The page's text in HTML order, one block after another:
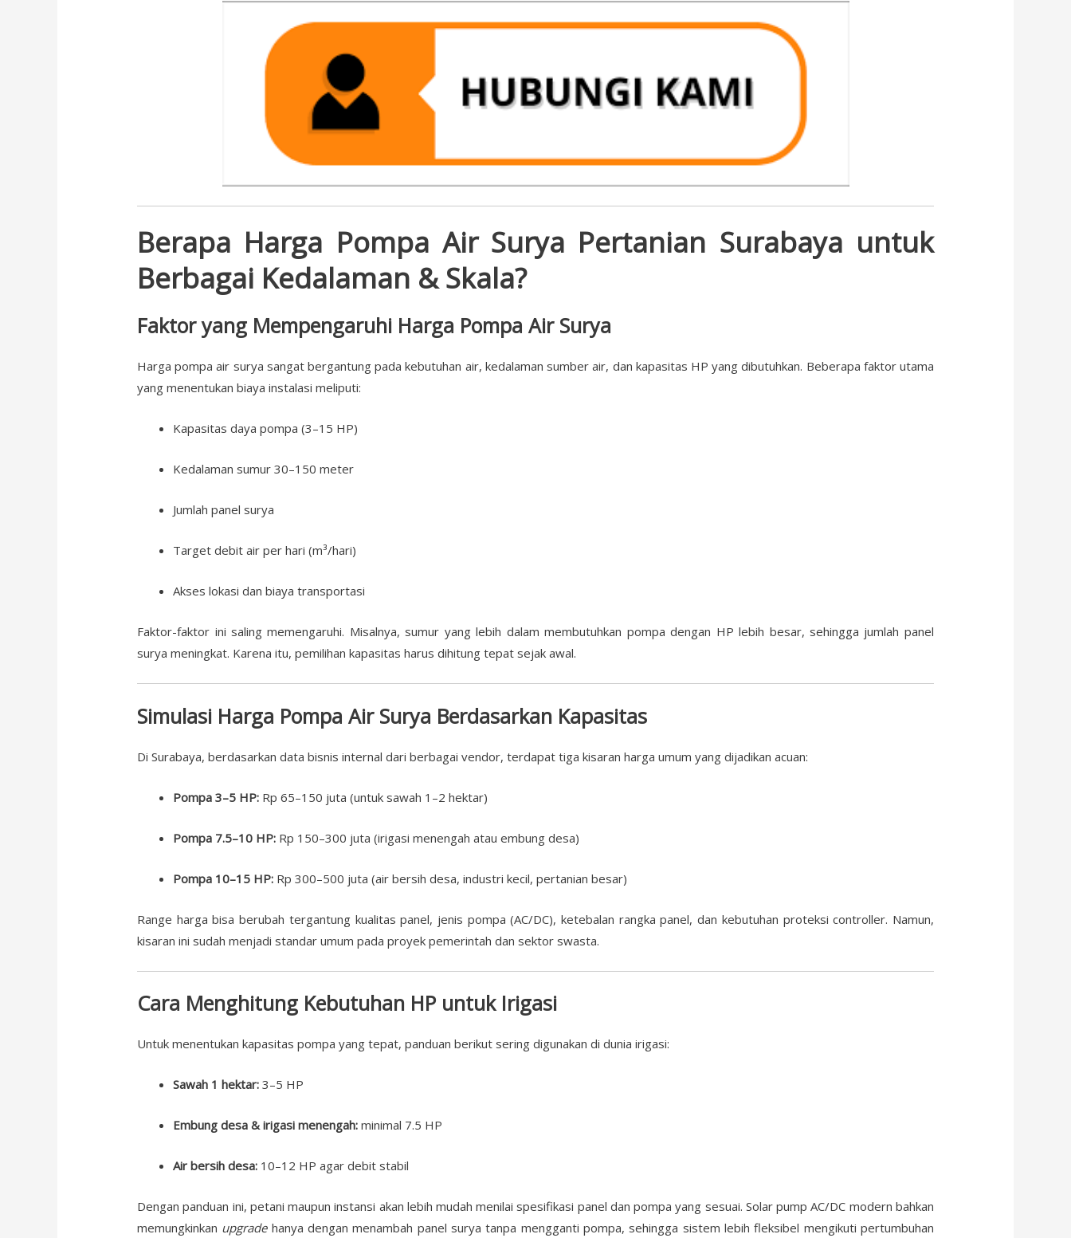
Berapa Harga Pompa Air Surya Pertanian Surabaya untuk
Berbagai Kedalaman & Skala?
Faktor yang Mempengaruhi Harga Pompa Air Surya
Harga pompa air surya sangat bergantung pada kebutuhan air, kedalaman sumber air, dan kapasitas HP yang dibutuhkan. Beberapa faktor utama
yang menentukan biaya instalasi meliputi:
Kapasitas daya pompa (3–15 HP)
Kedalaman sumur 30–150 meter
Jumlah panel surya
Target debit air per hari (m³/hari)
Akses lokasi dan biaya transportasi
Faktor-faktor ini saling memengaruhi. Misalnya, sumur yang lebih dalam membutuhkan pompa dengan HP lebih besar, sehingga jumlah panel
surya meningkat. Karena itu, pemilihan kapasitas harus dihitung tepat sejak awal.
Simulasi Harga Pompa Air Surya Berdasarkan Kapasitas
Di Surabaya, berdasarkan data bisnis internal dari berbagai vendor, terdapat tiga kisaran harga umum yang dijadikan acuan:
Pompa 3–5 HP: Rp 65–150 juta (untuk sawah 1–2 hektar)
Pompa 7.5–10 HP: Rp 150–300 juta (irigasi menengah atau embung desa)
Pompa 10–15 HP: Rp 300–500 juta (air bersih desa, industri kecil, pertanian besar)
Range harga bisa berubah tergantung kualitas panel, jenis pompa (AC/DC), ketebalan rangka panel, dan kebutuhan proteksi controller. Namun,
kisaran ini sudah menjadi standar umum pada proyek pemerintah dan sektor swasta.
Cara Menghitung Kebutuhan HP untuk Irigasi
Untuk menentukan kapasitas pompa yang tepat, panduan berikut sering digunakan di dunia irigasi:
Sawah 1 hektar: 3–5 HP
Embung desa & irigasi menengah: minimal 7.5 HP
Air bersih desa: 10–12 HP agar debit stabil
Dengan panduan ini, petani maupun instansi akan lebih mudah menilai spesifikasi panel dan pompa yang sesuai. Solar pump AC/DC modern bahkan
memungkinkan upgradehanya dengan menambah panel surya tanpa mengganti pompa, sehingga sistem lebih fleksibel mengikuti pertumbuhan